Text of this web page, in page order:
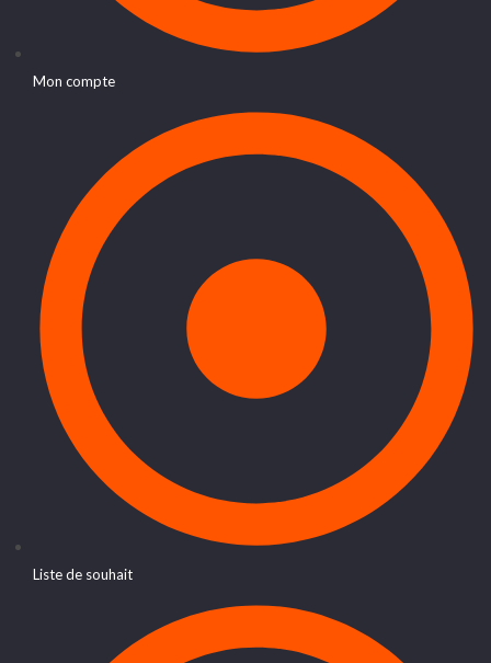
Mon compte
Liste de souhait